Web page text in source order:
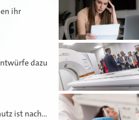
ihr
dazu
ist nach…